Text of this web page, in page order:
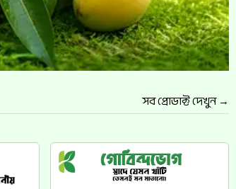
সব প্রোডাক্ট দেখুন →